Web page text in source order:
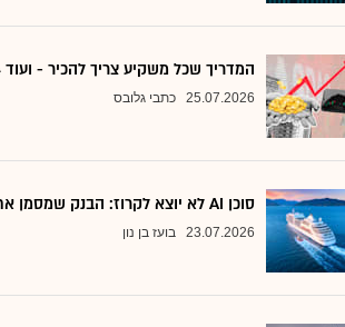
המדריך שכל משקיע צריך להכיר - ועוד 4 כתבות על המצב בשווקים
25.07.2026 כתבי גלובס
סוכן AI לא יוצא לקרוז: הבנק שמסמן את המניות שחסינות מפני המהפכה
23.07.2026 בועז בן נון